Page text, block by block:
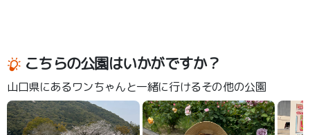
こちらの公園はいかがですか？
山口県にあるワンちゃんと一緒に行けるその他の公園